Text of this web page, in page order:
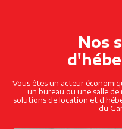
Nos
Vous êtes un acteur
un bureau ou une salle
solutions de location et
du